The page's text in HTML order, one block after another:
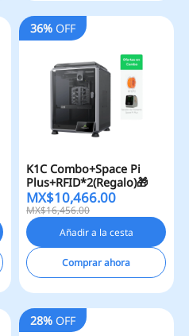
36%OFF
K1C Combo+Space Pi
Plus+RFID*2(Regalo)🎁
MX$10,466.00
MX$16,456.00
Añadir a la cesta
Comprar ahora
28%OFF